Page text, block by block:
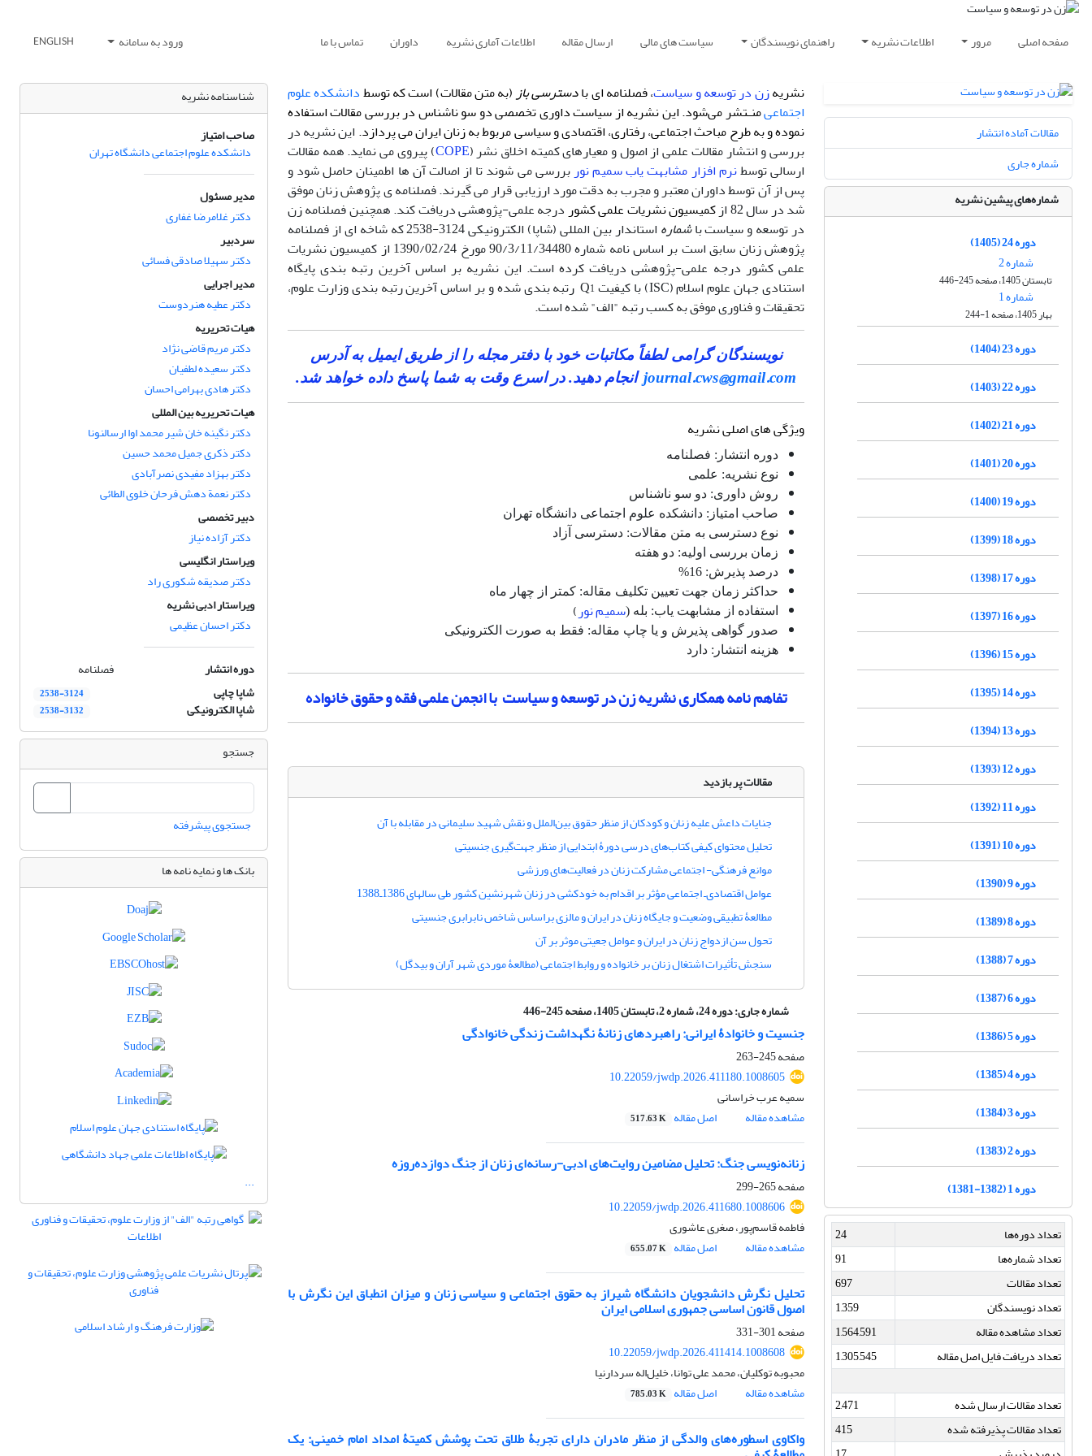
صفحه اصلی مرور اطلاعات نشریه راهنمای نویسندگان سیاست های مالی ارسال مقاله اطلاعات آماری نشریه داوران تماس با ما ورود به سامانه ENGLISH
مقالات آماده انتشار
شماره جاری
شماره‌های پیشین نشریه
دوره 24 (1405)
شماره 2
تابستان 1405، صفحه 245-446
شماره 1
بهار 1405، صفحه 1-244
دوره 23 (1404)
دوره 22 (1403)
دوره 21 (1402)
دوره 20 (1401)
دوره 19 (1400)
دوره 18 (1399)
دوره 17 (1398)
دوره 16 (1397)
دوره 15 (1396)
دوره 14 (1395)
دوره 13 (1394)
دوره 12 (1393)
دوره 11 (1392)
دوره 10 (1391)
دوره 9 (1390)
دوره 8 (1389)
دوره 7 (1388)
دوره 6 (1387)
دوره 5 (1386)
دوره 4 (1385)
دوره 3 (1384)
دوره 2 (1383)
دوره 1 (1382-1381)
تعداد دوره‌ها
24
تعداد شماره‌ها
91
تعداد مقالات
697
تعداد نویسندگان
1,359
تعداد مشاهده مقاله
1,564,591
تعداد دریافت فایل اصل مقاله
1,305,545
تعداد مقالات ارسال شده
2,471
تعداد مقالات پذیرفته شده
415
نشریهزن در توسعه و سیاست، فصلنامه ای بادسترسی باز(به متن مقالات) است که توسطدانشکده علوم
اجتماعیمنـتشر می‌شود. این نشریه از سیاست داوری تخصصی دو سو ناشناس در بررسی مقالات استفاده
نموده و به طرح مباحث اجتماعی، رفتاری، اقتصادی و سیاسی مربوط به زنان ایران می­ پردازد. این نشریه در
بررسی و انتشار مقالات علمی از اصول و معیارهای کمیته اخلاق نشر (COPE) پیروی می نماید. همه مقالات
ارسالی توسطنرم افزار مشابهت یاب سمیم نوربررسی می شوند تا از اصالت آن ها اطمینان حاصل شود و
پس از آن توسط داوران معتبر و مجرب به دقت مورد ارزیابی قرار می گیرند. فصلنامه ی پژوهش زنان موفق
شد در سال 82 از
کمیسیون نشریات علمی کشوردرجه علمی-پژوهشی دریافت کند. همچنین فصلنامه زن
در توسعه و سیاست باشماره
استاندار بین المللی (شاپا) الکترونیکی 3124-2538 که شاخه ای از فصلنامه
پژوهش زنان سابق است بر اساس نامه شماره 90/3/11/34480 مورخ 1390/02/24 از کمیسیون نشریات
علمی کشور درجه علمی-پژوهشی دریافت کرده است. این نشریه بر اساس آخرین رتبه بندی پایگاه
استنادی جهان علوم اسلام (ISC) با کیفیت Q
1
رتبه بندی شده و بر اساس آخرین رتبه بندی وزارت علوم،
تحقیقات و فناوری موفق به کسب رتبه "الف" شده است.
نویسندگان گرامی لطفاً مکاتبات خود با دفتر مجله را از طریق ایمیل به آدرس
journal.cws@gmail.com انجام دهید. در اسرع وقت به شما پاسخ داده خواهد شد.
ویژگی های اصلی نشریه
دوره انتشار: فصلنامه
نوع نشریه: علمی
روش داوری: دو سو ناشناس
صاحب امتیاز: دانشکده علوم اجتماعی دانشگاه تهران
نوع دسترسی به متن مقالات: دسترسی آزاد
زمان بررسی اولیه: دو هفته
درصد پذیرش: 16%
حداکثر زمان جهت تعیین تکلیف مقاله: کمتر از چهار ماه
استفاده از مشابهت یاب: بله (سمیم نور)
صدور گواهی پذیرش و یا چاپ مقاله: فقط به صورت الکترونیکی
هزینه انتشار: دارد
تفاهم نامه همکاری نشریه زن در توسعه و سیاست با انجمن علمی فقه و حقوق خانواده
مقالات پر بازدید
جنایات داعش علیه زنان و کودکان از منظر حقوق بین‌الملل و نقش شهید سلیمانی در مقابله با آن
تحلیل محتوای کیفی کتاب‌های درسی دورۀ ابتدایی از منظر جهت‌گیری جنسیتی
موانع فرهنگی- اجتماعی مشارکت زنان در فعالیت‌های ورزشی
عوامل اقتصادی‌ـ اجتماعی مؤثر بر اقدام به خودکشی در زنان شهرنشین کشور طی سال‏های 1386ـ1388
مطالعۀ تطبیقی وضعیت و جایگاه زنان در ایران و مالزی بر‌اساس شاخص نابرابری جنسیتی
تحول سن ازدواج زنان در ایران و عوامل جعیتی موثر بر آن
سنجش تأثیرات اشتغال زنان بر خانواده و روابط اجتماعی (مطالعۀ موردی شهر آران و بیدگل)
شماره جاری:دوره 24، شماره 2، تابستان 1405، صفحه 245-446
جنسیت و خانوادۀ ایرانی: راهبرد‌های زنانۀ نگهداشت زندگی خانوادگی
صفحه245-263
10.22059/jwdp.2026.411180.1008605
سمیه عرب خراسانی
مشاهده مقاله
اصل مقاله 517.63 K
زنانه‌نویسی جنگ: تحلیل مضامین روایت‌های ادبی-رسانه‌ای زنان از جنگ دوازده‌روزه
صفحه265-299
10.22059/jwdp.2026.411680.1008606
فاطمه قاسم‌پور، صغری عاشوری
مشاهده مقاله
اصل مقاله 655.07 K
تحلیل نگرش دانشجویان دانشگاه شیراز به حقوق اجتماعی و سیاسی زنان و میزان انطباق این نگرش با
اصول قانون اساسی جمهوری اسلامی ایران
صفحه301-331
10.22059/jwdp.2026.411414.1008608
محبوبه توکلیان، محمد علی توانا، خلیل‌اله سردارنیا
مشاهده مقاله
اصل مقاله 785.03 K
واکاوی اسطوره‌های والدگی از منظر مادران دارای تجربۀ طلاق تحت پوشش کمیتۀ امداد امام خمینی: یک
شناسنامه نشریه
صاحب امتیاز
دانشکده علوم اجتماعی دانشگاه تهران
مدیر مسئول
دکتر غلامرضا غفاری
سردبیر
دکتر سهیلا صادقی فسائی
مدیر اجرایی
دکتر عطیه هنردوست
هیات تحریریه
دکتر مریم قاضی نژاد
دکتر سعیده لطفیان
دکتر هادی بهرامی احسان
هیات تحریریه بین المللی
دکتر نگینه خان شیر محمد اوا ارسالنونا
دکتر ذکری جمیل محمد حسین
دکتر بهزاد مفیدی نصرآبادی
دکتر نعمة دهش فرحان خلوی الطائی
دبیر تخصصی
دکتر آزاده نیاز
ویراستار انگلیسی
دکتر صدیقه شکوری راد
ویراستار ادبی نشریه
دکتر احسان عظیمی
دوره انتشار
فصلنامه
شاپا چاپی
2538-3124
شاپا الکترونیکی 2538-3132
جستجو
جستجوی پیشرفته
بانک ها و نمایه نامه ها
...